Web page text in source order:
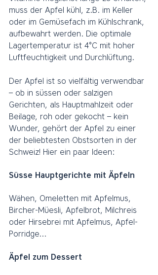
muss der Apfel kühl, z.B. im Keller
oder im Gemüsefach im Kühlschrank,
aufbewahrt werden. Die optimale
Lagertemperatur ist 4°C mit hoher
Luftfeuchtigkeit und Durchlüftung.
Der Apfel ist so vielfältig verwendbar
– ob in süssen oder salzigen
Gerichten, als Hauptmahlzeit oder
Beilage, roh oder gekocht – kein
Wunder, gehört der Apfel zu einer
der beliebtesten Obstsorten in der
Schweiz! Hier ein paar Ideen:
Süsse Hauptgerichte mit Äpfeln
Wähen, Omeletten mit Apfelmus,
Bircher-Müesli, Apfelbrot, Milchreis
oder Hirsebrei mit Apfelmus, Apfel-
Porridge...
Äpfel zum Dessert